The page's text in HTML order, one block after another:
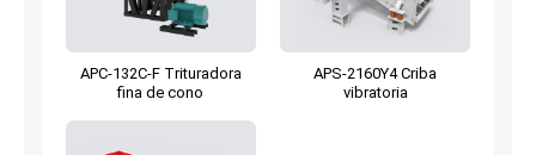
APC-132C-F Trituradora
fina de cono
APS-2160Y4 Criba
vibratoria